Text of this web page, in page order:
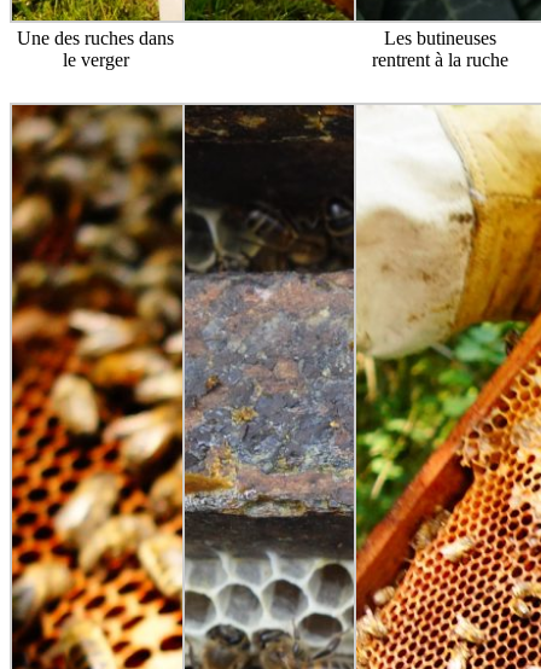
Une des ruches dans
le verger
Les butineuses
rentrent à la ruche